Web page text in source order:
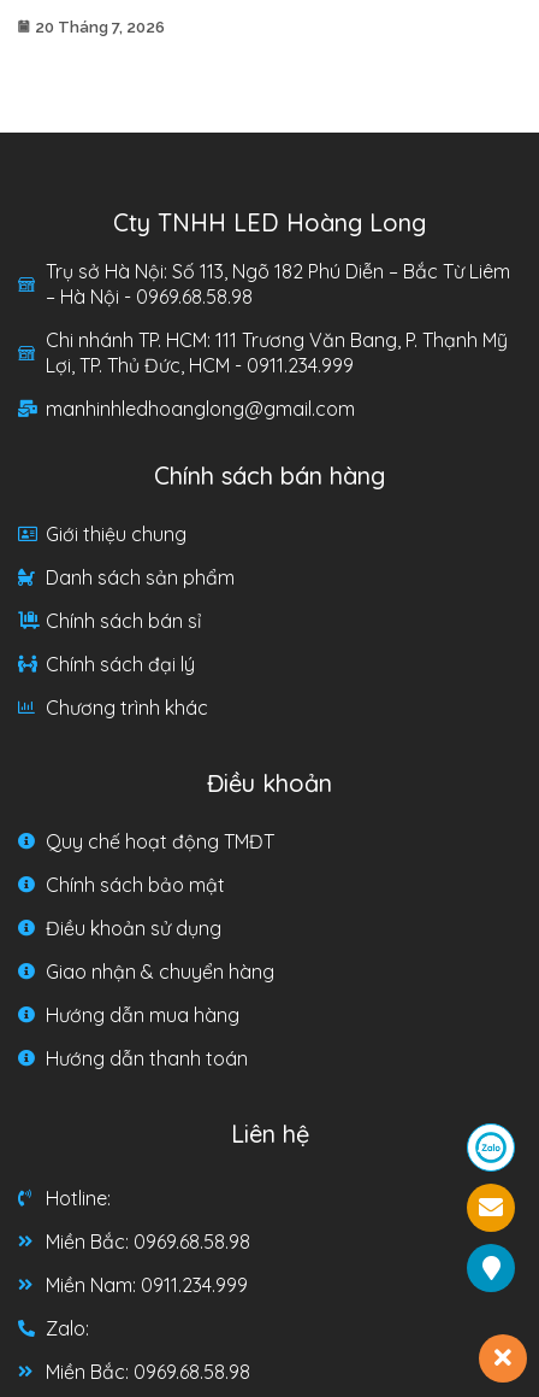
20 Tháng 7, 2026
Cty TNHH LED Hoàng Long
Trụ sở Hà Nội: Số 113, Ngõ 182 Phú Diễn – Bắc Từ Liêm
– Hà Nội - 0969.68.58.98
Chi nhánh TP. HCM: 111 Trương Văn Bang, P. Thạnh Mỹ
Lợi, TP. Thủ Đức, HCM - 0911.234.999
manhinhledhoanglong@gmail.com
Chính sách bán hàng
Giới thiệu chung
Danh sách sản phẩm
Chính sách bán sỉ
Chính sách đại lý
Chương trình khác
Điều khoản
Quy chế hoạt động TMĐT
Chính sách bảo mật
Điều khoản sử dụng
Giao nhận & chuyển hàng
Hướng dẫn mua hàng
Hướng dẫn thanh toán
Liên hệ
Hotline:
Miền Bắc: 0969.68.58.98
Miền Nam: 0911.234.999
Zalo:
Miền Bắc: 0969.68.58.98